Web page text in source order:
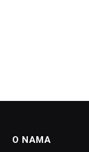
O NAMA